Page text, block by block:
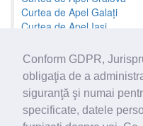
Conform GDPR,
obligaţia de a
siguranţă şi numai
specificate, datele
Curtea de Apel Galați
Curtea de Apel Iași
Toate instantele